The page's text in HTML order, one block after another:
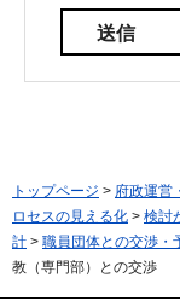
トップページ > 府政運営
ロセスの見える化 > 検討
計 > 職員団体との交渉・
教（専門部）との交渉